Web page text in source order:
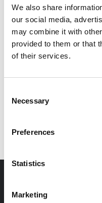
We also share
our social media,
may combine it with
provided to them or that
of their services.
Selection
Necessary
Preferences
Statistics
Marketing
Balkvåg WB 2
Beställ innan kl
lagerförda